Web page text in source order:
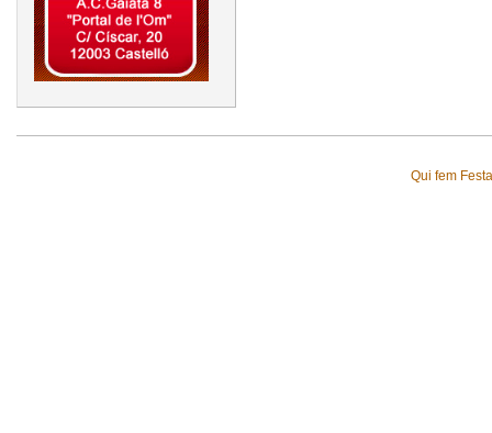
Qui fem